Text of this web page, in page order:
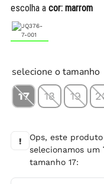
escolha a cor: marrom
selecione o tamanho
17 18 19
! Ops, este
selecionamos um
tamanho17: